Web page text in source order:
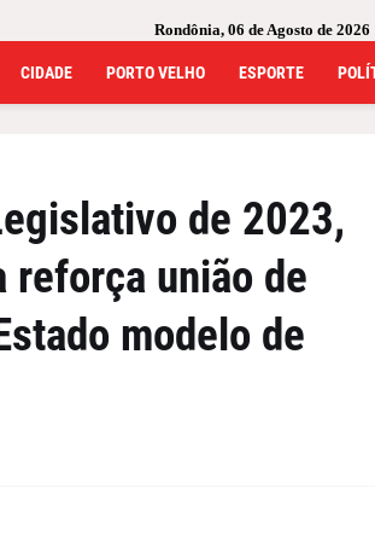
Rondônia, 06 de Agosto de 2026
CIDADE PORTO VELHO ESPORTE
de 2023,
reforça união de
modelo de